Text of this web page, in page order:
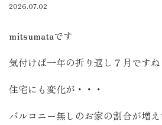
2026.07.02
mitsumataです
気付けば一年の折り返し７月ですね
住宅にも変化が・・・
バルコニー無しのお家の割合が増